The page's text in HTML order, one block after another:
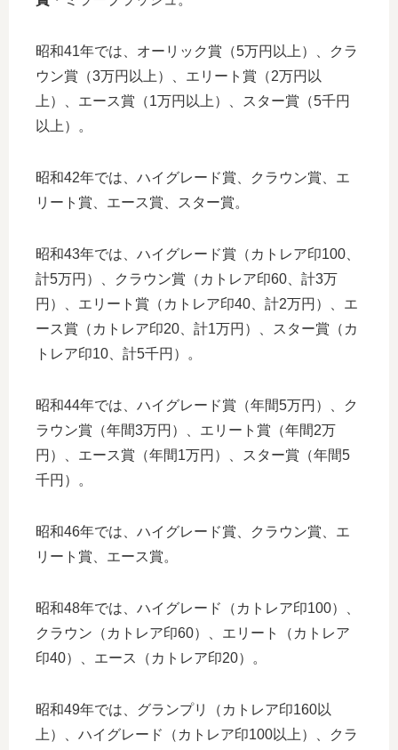
昭和41年では、オーリック賞（5万円以上）、クラ
ウン賞（3万円以上）、エリート賞（2万円以
上）、エース賞（1万円以上）、スター賞（5千円
以上）。
昭和42年では、ハイグレード賞、クラウン賞、エ
リート賞、エース賞、スター賞。
昭和43年では、ハイグレード賞（カトレア印100、
計5万円）、クラウン賞（カトレア印60、計3万
円）、エリート賞（カトレア印40、計2万円）、エ
ース賞（カトレア印20、計1万円）、スター賞（カ
トレア印10、計5千円）。
昭和44年では、ハイグレード賞（年間5万円）、ク
ラウン賞（年間3万円）、エリート賞（年間2万
円）、エース賞（年間1万円）、スター賞（年間5
千円）。
昭和46年では、ハイグレード賞、クラウン賞、エ
リート賞、エース賞。
昭和48年では、ハイグレード（カトレア印100）、
クラウン（カトレア印60）、エリート（カトレア
印40）、エース（カトレア印20）。
昭和49年では、グランプリ（カトレア印160以
上）、ハイグレード（カトレア印100以上）、クラ